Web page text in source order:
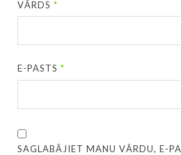
VĀRDS*
E-PASTS*
SAGLABĀJIET MANU VĀRDU, E-